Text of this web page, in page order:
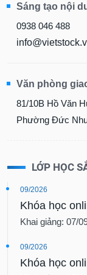
Sáng tạo nội
0938 046 488
Văn phòng
81/10B Hồ Văn
Phường Đức
LỚP HỌC
09/2026
Khóa học
Khai giảng: 07/
09/2026
Khóa học